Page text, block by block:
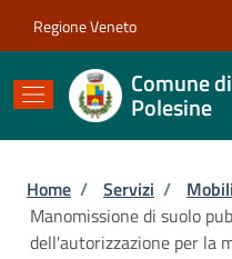
Regione Veneto
Comune
Polesine
Briciole di
Home / Servizi /
Manomissione di suolo
dell'autorizzazione per la